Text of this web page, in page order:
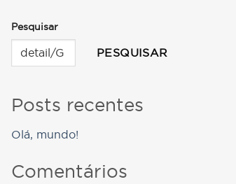
Pesquisar
PESQUISAR
Posts recentes
Olá, mundo!
Comentários